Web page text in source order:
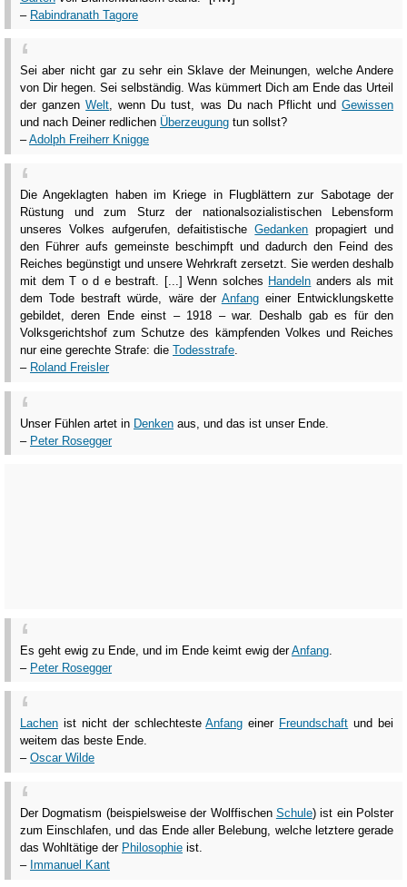
– Rabindranath Tagore
Sei aber nicht gar zu sehr ein Sklave der Meinungen, welche Andere
von Dir hegen. Sei selbständig. Was kümmert Dich am Ende das Urteil
der ganzenWelt, wenn Du tust, was Du nach Pflicht undGewissen
und nach Deiner redlichen Überzeugung tun sollst?
–Adolph Freiherr Knigge
Die Angeklagten haben im Kriege in Flugblättern zur Sabotage der
Rüstung und zum Sturz der nationalsozialistischen Lebensform
unseres Volkes aufgerufen, defaitistischeGedanken propagiert und
den Führer aufs gemeinste beschimpft und dadurch den Feind des
Reiches begünstigt und unsere Wehrkraft zersetzt. Sie werden deshalb
mit dem T o d e bestraft. [...] Wenn solches Handeln anders als mit
dem Tode bestraft würde, wäre der Anfangeiner Entwicklungskette
gebildet, deren Ende einst – 1918 – war. Deshalb gab es für den
Volksgerichtshof zum Schutze des kämpfenden Volkes und Reiches
nur eine gerechte Strafe: die Todesstrafe.
– Roland Freisler
Unser Fühlen artet in Denken aus, und das ist unser Ende.
– Peter Rosegger
Es geht ewig zu Ende, und im Ende keimt ewig derAnfang
– Peter Rosegger
Lachen ist nicht der schlechtesteAnfang einer Freundschaft und bei
weitem das beste Ende.
– Oscar Wilde
Der Dogmatism (beispielsweise der Wolffischen Schule) ist ein Polster
zum Einschlafen, und das Ende aller Belebung, welche letztere gerade
das Wohltätige der Philosophie ist.
– Immanuel Kant